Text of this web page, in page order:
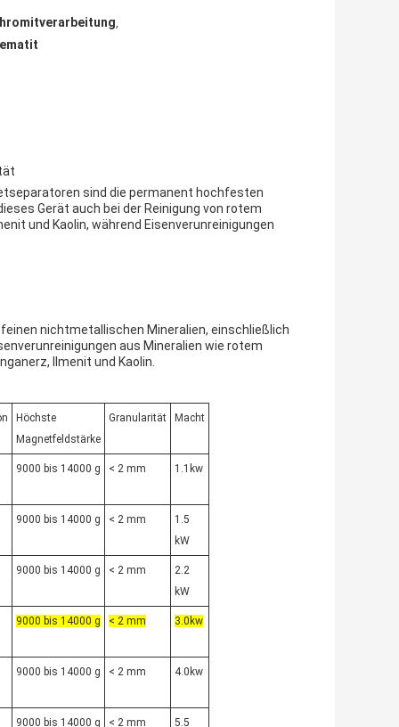
,
sind die permanent hochfesten
Gerät auch bei der Reinigung von rotem
und Kaolin, während Eisenverunreinigungen
nichtmetallischen Mineralien, einschließlich
aus Mineralien wie rotem
Ilmenit und Kaolin.
Höchste
Magnetfeldstärke
Granularität Macht
9000 bis 14000 g < 2 mm 1.1kw
9000 bis 14000 g < 2 mm
1.5
kW
9000 bis 14000 g < 2 mm
2.2
kW
9000 bis 14000 g < 2 mm 3.0kw
9000 bis 14000 g < 2 mm 4.0kw
9000 bis 14000 g < 2 mm 5.5